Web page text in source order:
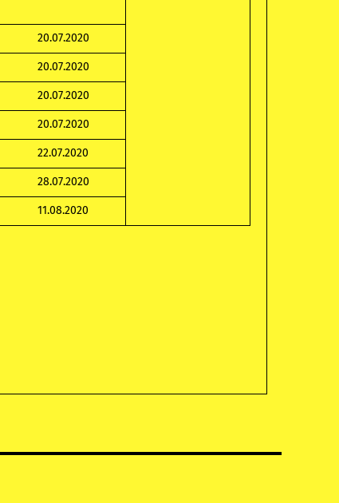
20.07.2020
20.07.2020
20.07.2020
20.07.2020
22.07.2020
28.07.2020
11.08.2020